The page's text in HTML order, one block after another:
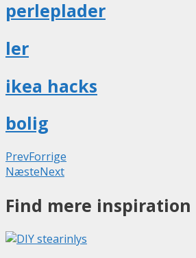
perleplader
ler
ikea hacks
bolig
PrevForrige
NæsteNext
Find mere inspiration